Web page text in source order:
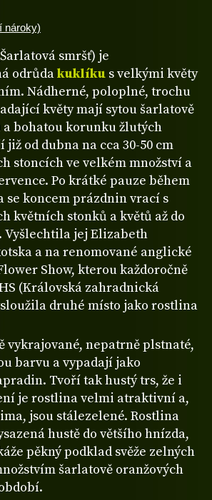
nároky)
smršť) je
odrůdakuklíku s velkými květy
Nádherné, poloplné, trochu
květy mají sytou šarlatově
a bohatou korunku žlutých
od dubna na cca 30-50 cm
stoncích ve velkém množství a
Po krátké pauze během
koncem prázdnin vrací s
květních stonků a květů až do
Vyšlechtila jej Elizabeth
a na renomované anglické
Show, kterou každoročně
(Královská zahradnická
druhé místo jako rostlina
vykrajované, nepatrně plstnaté,
barvu a vypadají jako
Tvoří tak hustý trs, že i
je rostlina velmi atraktivní a,
jsou stálezelené. Rostlina
hustě do většího hnízda,
pěkný podklad svěže zelných
šarlatově oranžových